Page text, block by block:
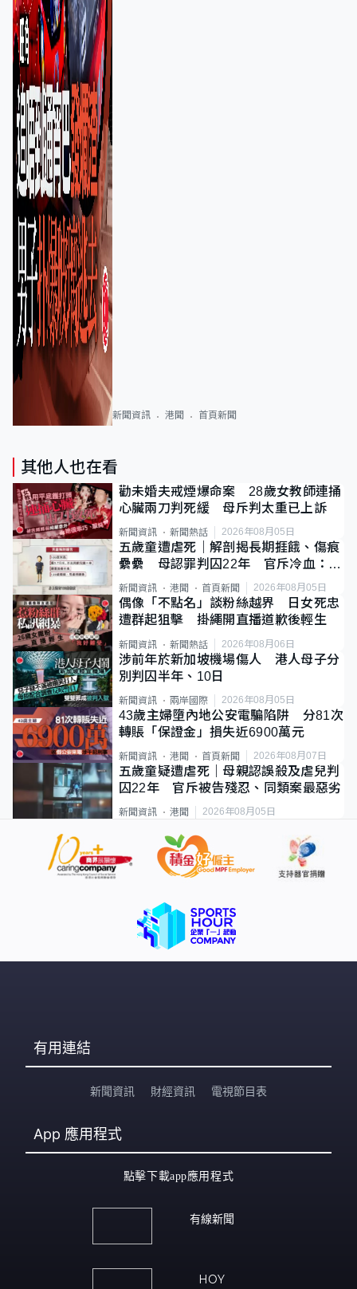
新聞資訊 港聞 首頁新聞
其他人也在看
勸未婚夫戒煙爆命案 28歲女教師連捅
心臟兩刀判死緩 母斥判太重已上訴
新聞資訊 新聞熱話 2026年08月05日
五歲童遭虐死｜解剖揭長期捱餓、傷痕
纍纍 母認罪判囚22年 官斥冷血：同
類案最惡劣
新聞資訊 港聞 首頁新聞 2026年08月05日
偶像「不點名」談粉絲越界 日女死忠
遭群起狙擊 掛繩開直播道歉後輕生
新聞資訊 新聞熱話 2026年08月06日
涉前年於新加坡機場傷人 港人母子分
別判囚半年、10日
新聞資訊 兩岸國際 2026年08月05日
43歲主婦墮內地公安電騙陷阱 分81次
轉賬「保證金」損失近6900萬元
新聞資訊 港聞 首頁新聞 2026年08月07日
五歲童疑遭虐死｜母親認誤殺及虐兒判
囚22年 官斥被告殘忍、同類案最惡劣
新聞資訊 港聞 2026年08月05日
有用連結
新聞資訊 財經資訊 電視節目表
App 應用程式
點擊下載app應用程式
有線新聞
HOY